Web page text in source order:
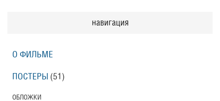
навигация
О ФИЛЬМЕ
ПОСТЕРЫ (51)
ОБЛОЖКИ